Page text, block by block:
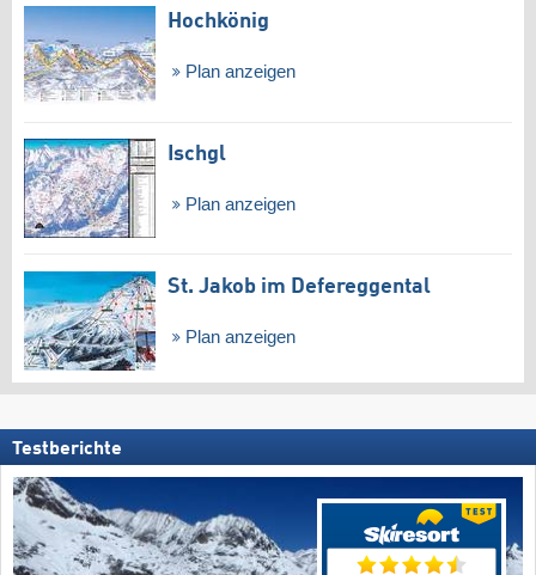
Hochkönig
Plan anzeigen
Ischgl
Plan anzeigen
St. Jakob im Defereggental
Plan anzeigen
Testberichte